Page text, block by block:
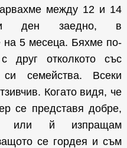
между 12 и 14
ден заедно, в
на 5 месеца. Бяхме по-
друг отколкото със
си семейства. Всеки
Когато видя, че
се представя добре,
или й изпращам
се гордея и съм